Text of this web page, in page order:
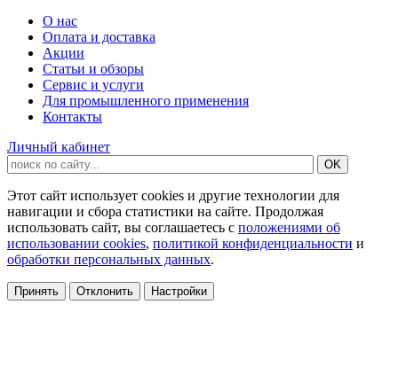
О нас
Оплата и доставка
Акции
Статьи и обзоры
Сервис и услуги
Для промышленного применения
Контакты
Личный кабинет
Этот сайт использует cookies и другие технологии для
навигации и сбора статистики на сайте. Продолжая
использовать сайт, вы соглашаетесь с положениями об
использовании cookies, политикой конфиденциальности и
обработки персональных данных.
Принять Отклонить Настройки